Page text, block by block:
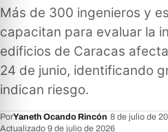
Más de 300 ingenieros y
capacitan para evaluar la
edificios de Caracas
24 de junio, identificando
indican riesgo.
PorYaneth Ocando Rincón 8 de julio de
Actualizado 9 de julio de 2026